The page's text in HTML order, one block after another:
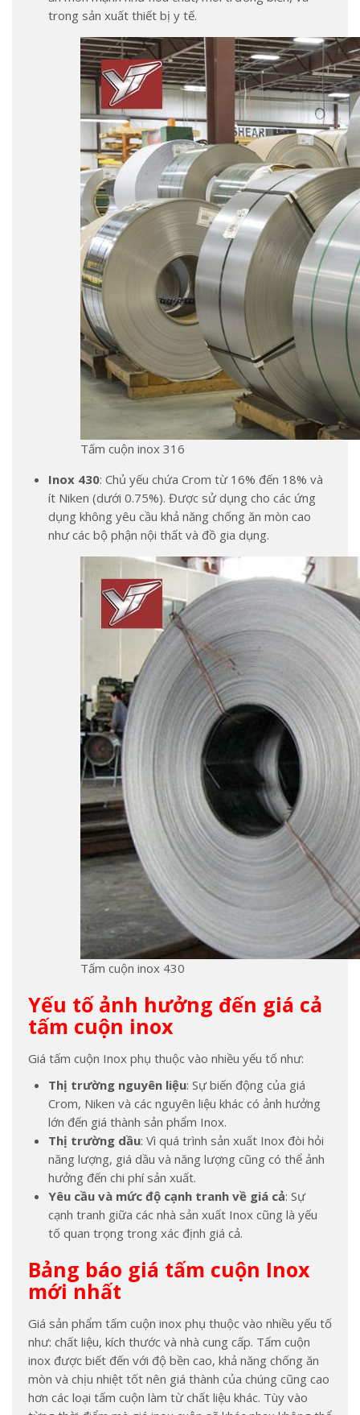
trong sản xuất thiết bị y tế.
Tấm cuộn inox 316
Inox 430: Chủ yếu chứa Crom từ 16% đến 18% và
ít Niken (dưới 0.75%). Được sử dụng cho các ứng
dụng không yêu cầu khả năng chống ăn mòn cao
như các bộ phận nội thất và đồ gia dụng.
Tấm cuộn inox 430
Yếu tố ảnh hưởng đến giá cả
tấm cuộn inox
Giá tấm cuộn Inox phụ thuộc vào nhiều yếu tố như:
Thị trường nguyên liệu: Sự biến động của giá
Crom, Niken và các nguyên liệu khác có ảnh hưởng
lớn đến giá thành sản phẩm Inox.
Thị trường dầu: Vì quá trình sản xuất Inox đòi hỏi
năng lượng, giá dầu và năng lượng cũng có thể ảnh
hưởng đến chi phí sản xuất.
Yêu cầu và mức độ cạnh tranh về giá cả: Sự
cạnh tranh giữa các nhà sản xuất Inox cũng là yếu
tố quan trọng trong xác định giá cả.
Bảng báo giá tấm cuộn Inox
mới nhất
Giá sản phẩm tấm cuộn inox phụ thuộc vào nhiều yếu tố
như: chất liệu, kích thước và nhà cung cấp. Tấm cuộn
inox được biết đến với độ bền cao, khả năng chống ăn
mòn và chịu nhiệt tốt nên giá thành của chúng cũng cao
hơn các loại tấm cuộn làm từ chất liệu khác. Tùy vào